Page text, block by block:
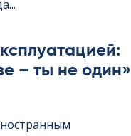
– ты не один»